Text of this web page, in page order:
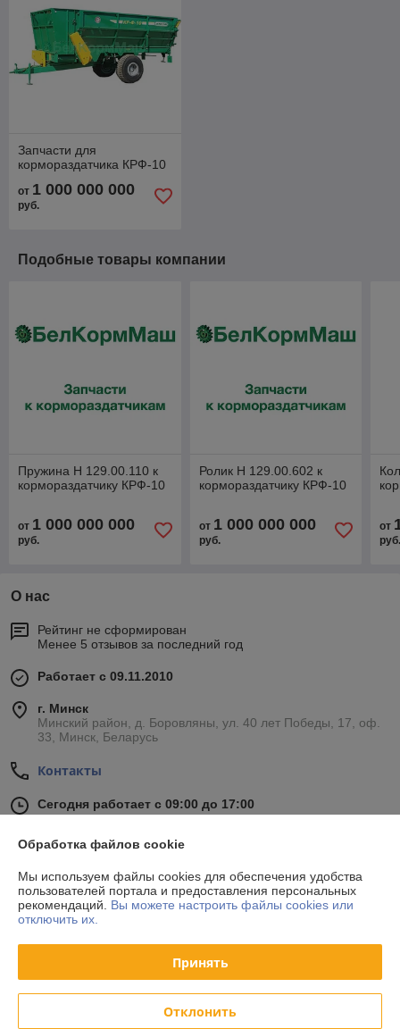
Запчасти для
кормораздатчика КРФ-10
от 1 000 000 000
руб.
Подобные товары компании
Пружина Н 129.00.110 к
кормораздатчику КРФ-10
от 1 000 000 000
руб.
Ролик Н 129.00.602 к
кормораздатчику КРФ-10
от 1 000 000 000
руб.
от
О нас
Рейтинг не сформирован
Менее 5 отзывов за последний год
Работает с 09.11.2010
г. Минск
Минский район, д. Боровляны, ул. 40 лет Победы, 17, оф.
33, Минск, Беларусь
Контакты
Сегодня работает с 09:00 до 17:00
Показать весь график работы
Отзывы о магазине
34 отзывов за всё время
24.10.2020
Покупатель
Обработка файлов cookie
Мы используем файлы cookies для обеспечения удобства
пользователей портала и предоставления персональных
рекомендаций. Вы можете настроить файлы cookies или
отключить их.
Принять
Отклонить